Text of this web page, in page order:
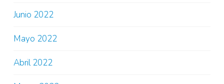
Junio 2022
Mayo 2022
Abril 2022